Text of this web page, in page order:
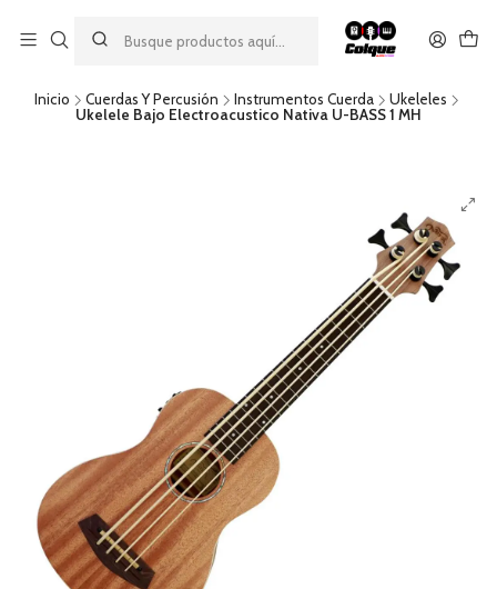
descuento por pago con transferencia bancaria
por una compra mínima de $49.990. Este descuento no es
acumulable a otras promociones ni aplicable a gastos de envío.
Inicio Cuerdas Y Percusión Instrumentos Cuerda
Ukeleles
Ukelele Bajo Electroacustico Nativa U-BASS 1 MH